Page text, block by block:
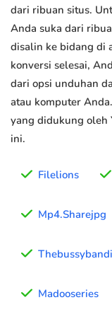
dari ribuan situs.
Anda suka dari
disalin ke bidang di
konversi selesai,
dari opsi unduhan
atau komputer
yang didukung oleh
ini.
Filelions
Mp4.Sharejpg
Madooseries